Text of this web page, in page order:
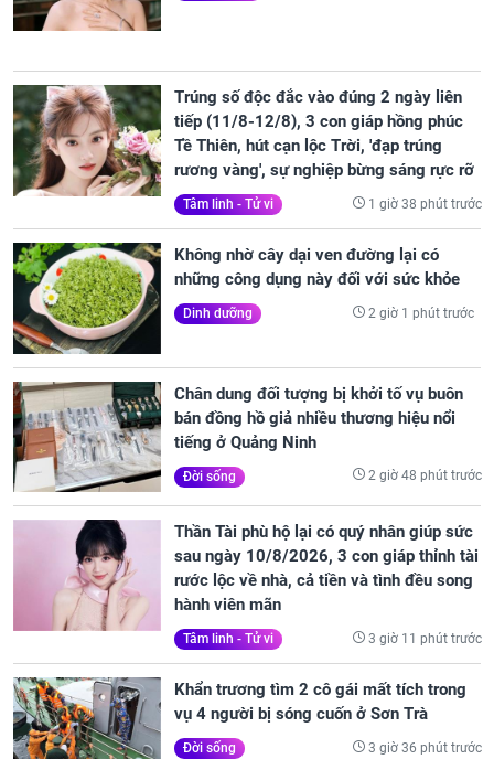
Trúng số độc đắc vào đúng 2 ngày liên
tiếp (11/8-12/8), 3 con giáp hồng phúc
Tề Thiên, hút cạn lộc Trời, 'đạp trúng
rương vàng', sự nghiệp bừng sáng rực rỡ
Tâm linh - Tử vi 1 giờ 38 phút trước
Không nhờ cây dại ven đường lại có
những công dụng này đối với sức khỏe
Dinh dưỡng 2 giờ 1 phút trước
Chân dung đối tượng bị khởi tố vụ buôn
bán đồng hồ giả nhiều thương hiệu nổi
tiếng ở Quảng Ninh
Đời sống 2 giờ 48 phút trước
Thần Tài phù hộ lại có quý nhân giúp sức
sau ngày 10/8/2026, 3 con giáp thỉnh tài
rước lộc về nhà, cả tiền và tình đều song
hành viên mãn
Tâm linh - Tử vi 3 giờ 11 phút trước
Khẩn trương tìm 2 cô gái mất tích trong
vụ 4 người bị sóng cuốn ở Sơn Trà
Đời sống 3 giờ 36 phút trước